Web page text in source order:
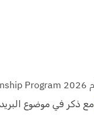
مع ذكر في موضوع